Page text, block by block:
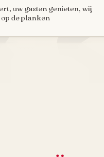
uw gasten genieten, wij
de planken